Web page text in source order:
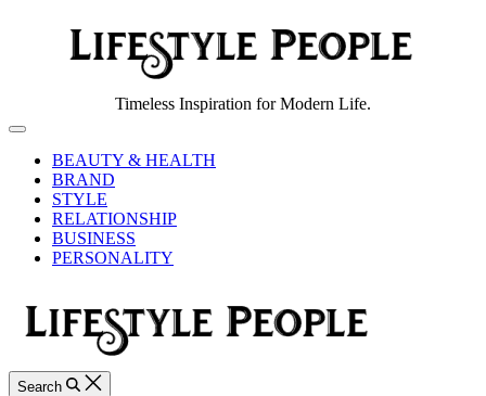
People
Timeless Inspiration for Modern Life.
Off
CanvasBEAUTY & HEALTH
BRAND
STYLE
RELATIONSHIP
BUSINESS
PERSONALITY
Search